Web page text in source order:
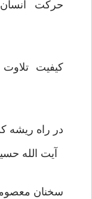
حرکت
آیت
آیت
در راه
آیت الله
سخنان